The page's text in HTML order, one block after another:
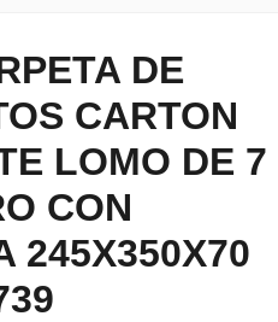
DE
CARTON
LOMO DE 7
CON
245X350X70